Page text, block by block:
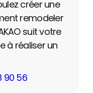
créer une
remodeler
suit votre
à réaliser un
90 56